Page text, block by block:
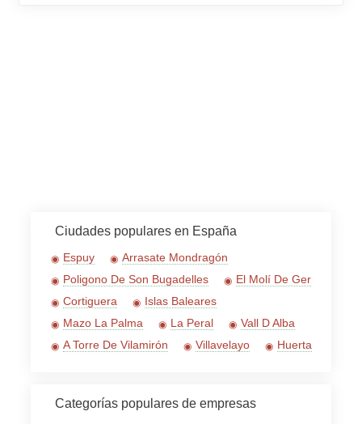
Ciudades populares en España
Espuy
Arrasate Mondragón
Poligono De Son Bugadelles
El Molí De Ger
Cortiguera
Islas Baleares
Mazo La Palma
La Peral
Vall D Alba
A Torre De Vilamirón
Villavelayo Huerta
Categorías populares de empresas